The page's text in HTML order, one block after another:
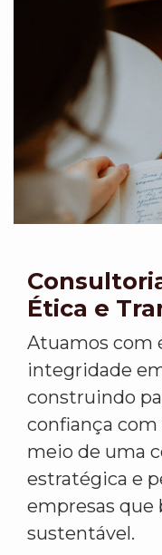
Ética e
Atuamos com
integridade
construindo
confiança
meio de uma
estratégica e
empresas
sustentável.